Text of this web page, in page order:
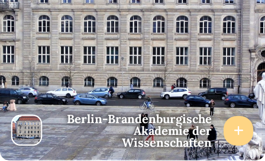
Berlin-Brandenburgische
Akademie der
Wissenschaften